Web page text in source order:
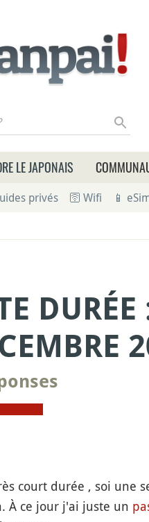
LE JAPONAIS
privés 🛜 Wifi 📱
court durée , soi une
À ce jour j'ai juste un